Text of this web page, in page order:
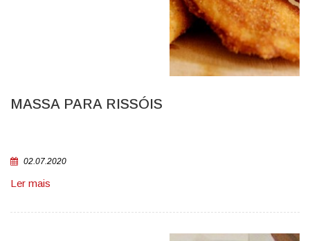
MASSA PARA RISSÓIS
02.07.2020
Ler mais